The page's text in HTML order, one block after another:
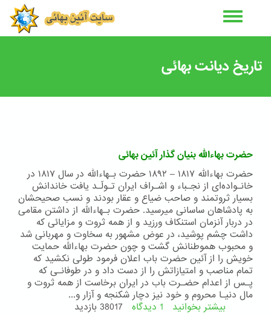
تاریخ دیانت بهائی
حضرت بهاءالله بنیان گذار آئین بهائی
حضرت بهاءالله ۱۸۱۷ – ۱۸۹۲ حضرت بـهاءالله در سال ۱۸۱۷ در
خانـواده‌اى از نجـباء و اشـراف ايران تـولّـد يافت خاندانش
بسيار ثروتمند و صاحب ضياع و عقار بودند و نسب صحيحشان
به پادشاهان ساسانی ميرسيد. حضرت بـهاءالله از داشتن مقامى
در دربار آنزمان استنکاف ورزيد و از همه ثروت و مزايائى که
داشت چشم پوشيد، در عوض مشهور به سخاوت و مهربانى شد
و محبوب هموطنانش گشت و چون حضرت بهاءالله حمايت
خويش را از آئين حضرت باب اعلان فرمود طولى نکشيد که
تمام مناصب و امتيازاتش را از دست داد و در طوفانـى که
پـس از اعدام حضـرت باب در ايران برخاست از همه ثروت و
مال دنيـا محروم و خود نيز دچار شکنجه و آزار و...
بیشتر بخوانید درباره
1 دیدگاه 38017 بازدید